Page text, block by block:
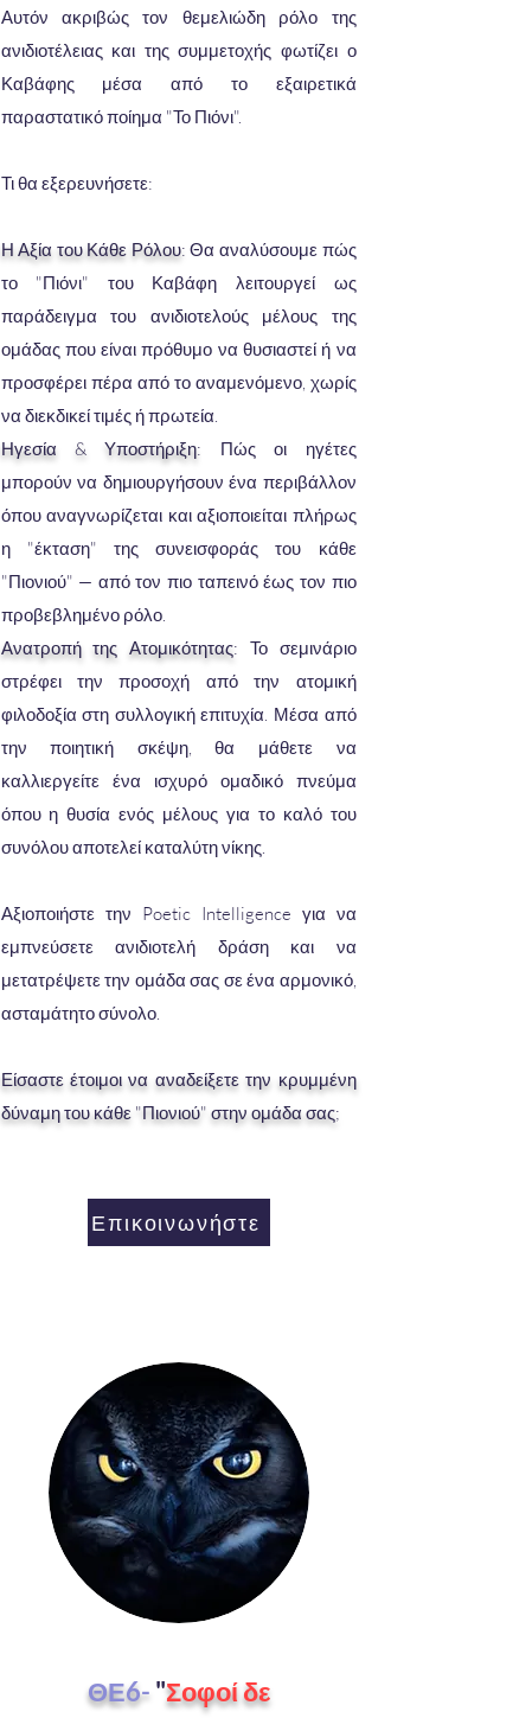
Αυτόν ακριβώς τον θεμελιώδη ρόλο της
ανιδιοτέλειας και της συμμετοχής φωτίζει ο
Καβάφης μέσα από το εξαιρετικά
παραστατικό ποίημα "Το Πιόνι".
Τι θα εξερευνήσετε:
Η Αξία του Κάθε Ρόλου: Θα αναλύσουμε πώς
το "Πιόνι" του Καβάφη λειτουργεί ως
παράδειγμα του ανιδιοτελούς μέλους της
ομάδας που είναι πρόθυμο να θυσιαστεί ή να
προσφέρει πέρα από το αναμενόμενο, χωρίς
να διεκδικεί τιμές ή πρωτεία.
Ηγεσία & Υποστήριξη: Πώς οι ηγέτες
μπορούν να δημιουργήσουν ένα περιβάλλον
όπου αναγνωρίζεται και αξιοποιείται πλήρως
η "έκταση" της συνεισφοράς του κάθε
"Πιονιού" — από τον πιο ταπεινό έως τον πιο
προβεβλημένο ρόλο.
Ανατροπή της Ατομικότητας: Το σεμινάριο
στρέφει την προσοχή από την ατομική
φιλοδοξία στη συλλογική επιτυχία. Μέσα από
την ποιητική σκέψη, θα μάθετε να
καλλιεργείτε ένα ισχυρό ομαδικό πνεύμα
όπου η θυσία ενός μέλους για το καλό του
συνόλου αποτελεί καταλύτη νίκης.
Αξιοποιήστε την Poetic Intelligence για να
εμπνεύσετε ανιδιοτελή δράση και να
μετατρέψετε την ομάδα σας σε ένα αρμονικό,
ασταμάτητο σύνολο.
Είσαστε έτοιμοι να αναδείξετε την κρυμμένη
δύναμη του κάθε "Πιονιού" στην ομάδα σας;
Επικοινωνήστε
ΘΕ6- "Σοφοί δε